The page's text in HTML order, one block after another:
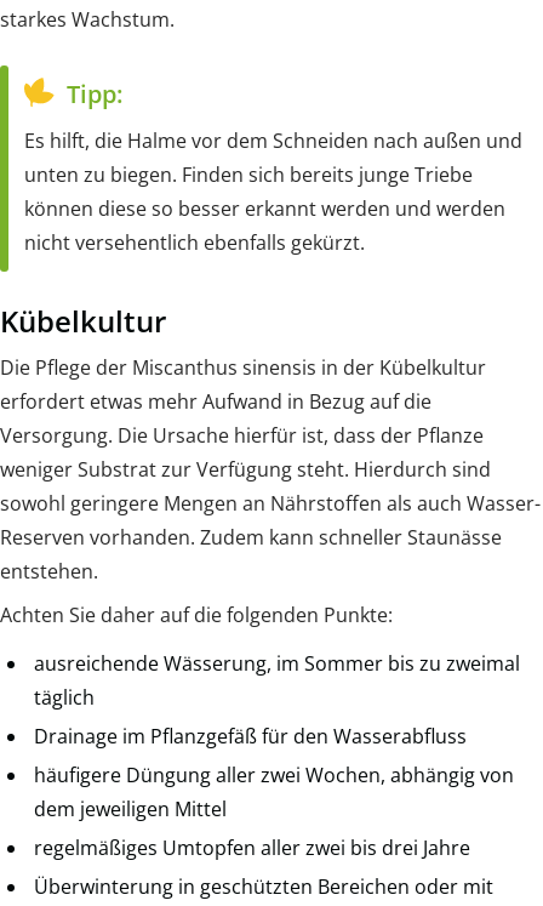
starkes Wachstum.
Tipp:
Es hilft, die Halme vor dem Schneiden nach außen und
unten zu biegen. Finden sich bereits junge Triebe
können diese so besser erkannt werden und werden
nicht versehentlich ebenfalls gekürzt.
Kübelkultur
Die Pflege der Miscanthus sinensis in der Kübelkultur
erfordert etwas mehr Aufwand in Bezug auf die
Versorgung. Die Ursache hierfür ist, dass der Pflanze
weniger Substrat zur Verfügung steht. Hierdurch sind
sowohl geringere Mengen an Nährstoffen als auch Wasser-
Reserven vorhanden. Zudem kann schneller Staunässe
entstehen.
Achten Sie daher auf die folgenden Punkte:
ausreichende Wässerung, im Sommer bis zu zweimal
täglich
Drainage im Pflanzgefäß für den Wasserabfluss
häufigere Düngung aller zwei Wochen, abhängig von
dem jeweiligen Mittel
regelmäßiges Umtopfen aller zwei bis drei Jahre
Überwinterung in geschützten Bereichen oder mit